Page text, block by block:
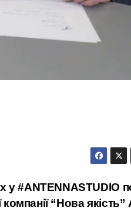
у #ANTENNASTUDIO
компанії “Нова